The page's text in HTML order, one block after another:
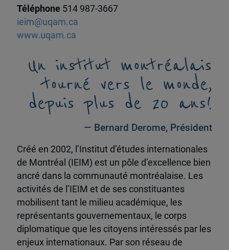
Téléphone 514 987-3667
ieim@uqam.ca
www.uqam.ca
Un institut montréalais
tourné vers le monde,
depuis plus de 20 ans!
— Bernard Derome, Président
Créé en 2002, l’Institut d’études internationales
de Montréal (IEIM) est un pôle d’excellence bien
ancré dans la communauté montréalaise. Les
activités de l’IEIM et de ses constituantes
mobilisent tant le milieu académique, les
représentants gouvernementaux, le corps
diplomatique que les citoyens intéressés par les
enjeux internationaux. Par son réseau de